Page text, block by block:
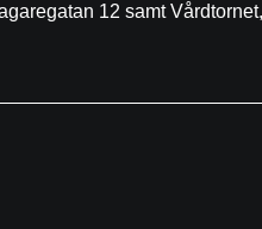
12 samt